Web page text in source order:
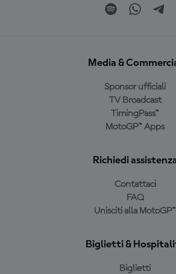
Media &
Sponsor ufficiali
TV Broadcast
TimingPass™
MotoGP™ Apps
Richiedi
Contattaci
FAQ
Unisciti alla MotoGP™
Biglietti &
Biglietti